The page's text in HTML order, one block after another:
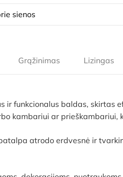
sienos
Grąžinimas Lizingas
ir funkcionalus baldas, skirtas
kambariui ar prieškambariui,
atrodo erdvesnė ir